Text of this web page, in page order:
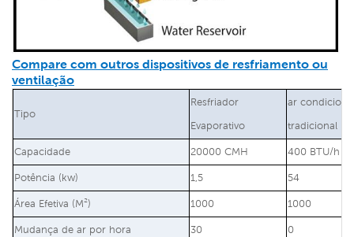
Compare com outros dispositivos de resfriamento ou
ventilação
Tipo
Resfriador
Evaporativo
ar
tradicional
Capacidade 20000 CMH 400 BTU/h
Potência (kw) 1,5 54
Área Efetiva (M²) 1000 1000
Mudança de ar por hora 30 0